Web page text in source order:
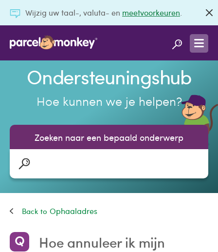
Wijzig uw taal-, valuta- en meetvoorkeuren
Ondersteuningshub
Hoe kunnen we je helpen?
Zoeken naar een bepaald onderwerp
Ophaaladres
Hoe annuleer ik mijn